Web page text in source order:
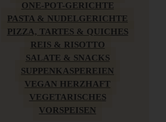
ONE-POT-GERICHTE
PASTA & NUDELGERICHTE
PIZZA, TARTES & QUICHES
REIS & RISOTTO
SALATE & SNACKS
SUPPENKASPEREIEN
VEGAN HERZHAFT
VEGETARISCHES
VORSPEISEN